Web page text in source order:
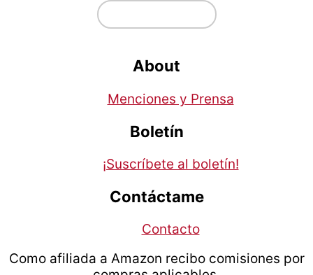
About
Menciones y Prensa
Boletín
¡Suscríbete al boletín!
Contáctame
Contacto
Como afiliada a Amazon recibo comisiones por